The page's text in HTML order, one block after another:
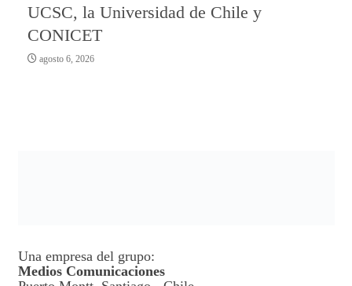
UCSC, la Universidad de Chile y
CONICET
agosto 6, 2026
Una empresa del grupo:
Medios Comunicaciones